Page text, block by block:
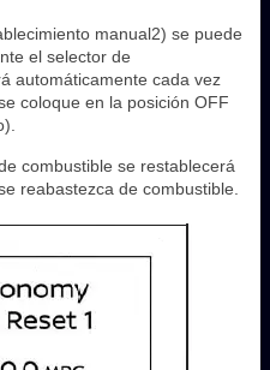
manual2) se puede
el selector de
automáticamente cada vez
coloque en la posición OFF
combustible se restablecerá
reabastezca de combustible.